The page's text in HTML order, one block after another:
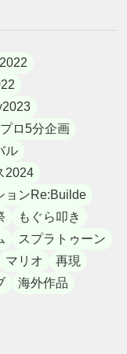
ロ5分企画
ル
2024
ョンRe:Builde
もぐら叩き
スプラトゥーン
マリオ
再現
海外作品